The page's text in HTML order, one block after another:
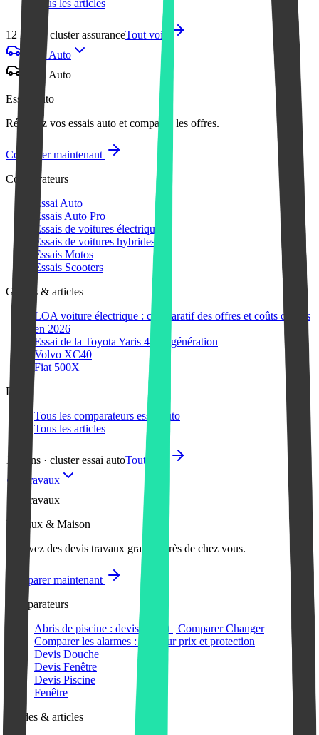
Tous les articles
12 liens · cluster assuranceTout voir
Essai Auto
Essai Auto
Essai Auto
Réservez vos essais auto et comparez les offres.
Comparer maintenant
Comparateurs
Essai Auto
Essais Auto Pro
Essais de voitures électriques
Essais de voitures hybrides
Essais Motos
Essais Scooters
Guides & articles
LOA voiture électrique : comparatif des offres et coûts cachés
en 2026
Essai de la Toyota Yaris 4ème génération
Volvo XC40
Fiat 500X
Plus
Tous les comparateurs essai auto
Tous les articles
12 liens · cluster essai autoTout voir
Travaux
Travaux
Travaux & Maison
Recevez des devis travaux gratuits près de chez vous.
Comparer maintenant
Comparateurs
Abris de piscine : devis gratuit | Comparer Changer
Comparer les alarmes : meilleur prix et protection
Devis Douche
Devis Fenêtre
Devis Piscine
Fenêtre
Guides & articles